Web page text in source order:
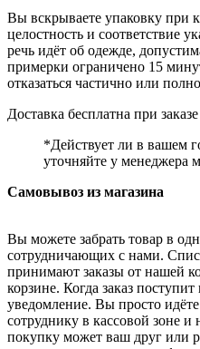
Вы вскрываете упаковку при
целостность и соответствие
речь идёт об одежде,
примерки ограничено 15
отказаться частично или
Доставка бесплатна при
*Действует ли в вашем
уточняйте у менеджера
Самовывоз из магазина
Вы можете забрать товар в
сотрудничающих с нами.
принимают заказы от нашей
корзине. Когда заказ
уведомление. Вы просто
сотруднику в кассовой зоне и
покупку может ваш друг или